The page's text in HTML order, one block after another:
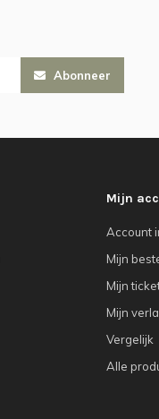
Abonneer
Mijn
Account
Mijn
Mijn
Mijn
Vergelijk
Alle